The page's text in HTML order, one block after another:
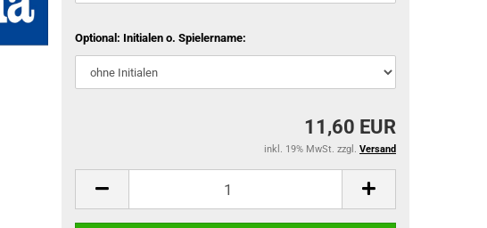
Optional: Initialen o. Spielername:
11,60 EUR
inkl. 19% MwSt. zzgl. Versand